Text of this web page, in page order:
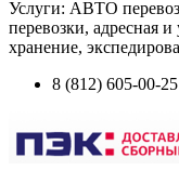
Услуги: АВТО
перевозки, адресная и
хранение,
8 (812) 605-00-25